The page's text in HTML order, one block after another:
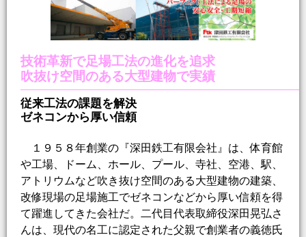
技術革新で足場工法の進化を追求
吹抜け空間のある大型建物で実績
従来工法の課題を解決
ゼネコンから厚い信頼
１９５８年創業の『深田鉄工有限会社』は、体育館
や工場、ドーム、ホール、プール、寺社、空港、駅、
アトリウムなど吹き抜け空間のある大型建物の建築、
改修現場の足場施工でゼネコンなどから厚い信頼を得
て躍進してきた会社だ。二代目代表取締役深田晃弘さ
んは、現代の名工に認定された父親で創業者の義徳氏